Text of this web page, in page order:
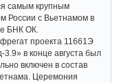
самым крупным
России с Вьетнамом в
БНК ОК.
проекта 11661Э
3.9» в конце августа был
включен в состав
Церемония